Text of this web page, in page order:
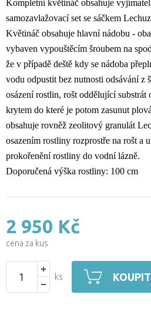
Kompletní květináč obsahuje
samozavlažovací set se sáčkem
Květináč obsahuje hlavní nádobu -
vybaven vypouštěcím šroubem na
že v případě deště kdy se nádoba
vodu odpustit bez nutnosti odsávání z
osázení rostlin, rošt oddělující substrát
krytem do které je potom zasunut
obsahuje rovněž zeolitový granulát
osazením rostliny rozprostře na rošt a
prokořenění rostliny do vodní lázně.
Doporučená výška rostliny: 100 cm
2 950 Kč
cena za kus
ks KOUPIT